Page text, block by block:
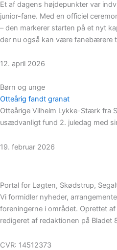
Et af dagens højdepunkter var
junior-fane. Med en officiel
– den markerer starten på et nyt
der nu også kan være fanebærere
12. april 2026
Børn og unge
Otteårig fandt granat
Otteårige Vilhelm Lykke-Stærk fra
usædvanligt fund 2. juledag med
19. februar 2026
Portal for Løgten, Skødstrup,
Vi formidler nyheder,
foreningerne i området. Oprettet
redigeret af redaktionen på Bladet
CVR: 14512373